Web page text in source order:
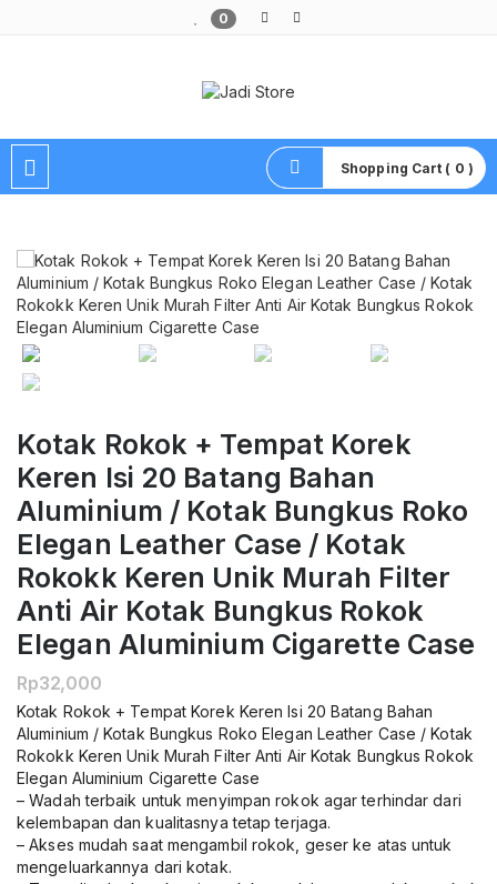
0
Shopping Cart ( 0 )
Kotak Rokok + Tempat Korek
Keren Isi 20 Batang Bahan
Aluminium / Kotak Bungkus Roko
Elegan Leather Case / Kotak
Rokokk Keren Unik Murah Filter
Anti Air Kotak Bungkus Rokok
Elegan Aluminium Cigarette Case
Rp32,000
Kotak Rokok + Tempat Korek Keren Isi 20 Batang Bahan
Aluminium / Kotak Bungkus Roko Elegan Leather Case / Kotak
Rokokk Keren Unik Murah Filter Anti Air Kotak Bungkus Rokok
Elegan Aluminium Cigarette Case
– Wadah terbaik untuk menyimpan rokok agar terhindar dari
kelembapan dan kualitasnya tetap terjaga.
– Akses mudah saat mengambil rokok, geser ke atas untuk
mengeluarkannya dari kotak.